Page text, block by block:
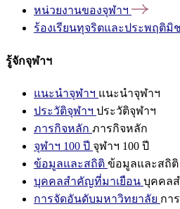
หน่วยงานของจุฬาฯ
ร้องเรียนทุจริตและประพฤติมิ
รู้จักจุฬาฯ
แนะนำจุฬาฯ แนะนำจุฬาฯ
ประวัติจุฬาฯ ประวัติจุฬาฯ
ภารกิจหลัก ภารกิจหลัก
จุฬาฯ 100 ปี จุฬาฯ 100 ปี
ข้อมูลและสถิติ ข้อมูลและสถิติ
บุคคลสำคัญที่มาเยือน บุคคล
การจัดอันดับมหาวิทยาลัย กา